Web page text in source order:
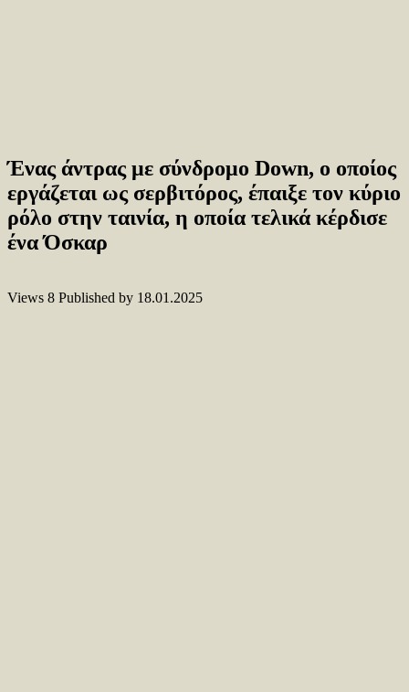
Ένας άντρας με σύνδρομο Down, ο οποίος
εργάζεται ως σερβιτόρος, έπαιξε τον κύριο
ρόλο στην ταινία, η οποία τελικά κέρδισε
ένα Όσκαρ
Views 8 Published by 18.01.2025